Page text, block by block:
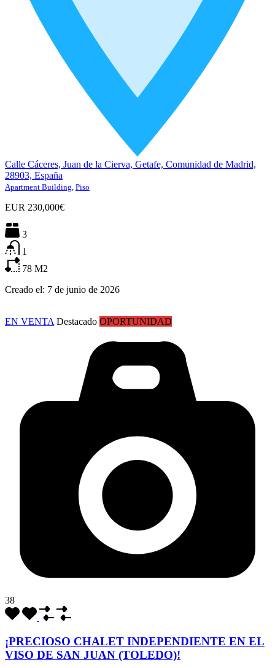
Calle Cáceres, Juan de la Cierva, Getafe, Comunidad de Madrid,
28903, España
Apartment Building, Piso
EUR 230,000€
3
1
78 M2
Creado el: 7 de junio de 2026
EN VENTA Destacado OPORTUNIDAD
38
¡PRECIOSO CHALET INDEPENDIENTE EN EL
VISO DE SAN JUAN (TOLEDO)!